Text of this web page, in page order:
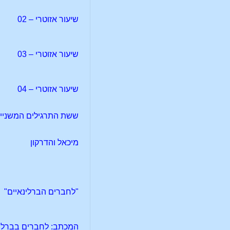
שיעור אזוטרי – 02
שיעור אזוטרי – 03
שיעור אזוטרי – 04
ששת התרגילים
מיכאל והדרקון
"לחברים הברלינאיים"
המכתב: לחברים